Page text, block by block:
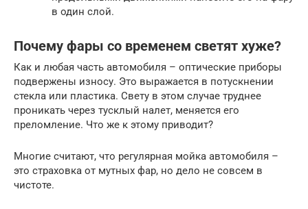
в один слой.
Почему фары со временем светят хуже?
Как и любая часть автомобиля – оптические приборы
подвержены износу. Это выражается в потускнении
стекла или пластика. Свету в этом случае труднее
проникать через тусклый налет, меняется его
преломление. Что же к этому приводит?
Многие считают, что регулярная мойка автомобиля –
это страховка от мутных фар, но дело не совсем в
чистоте.